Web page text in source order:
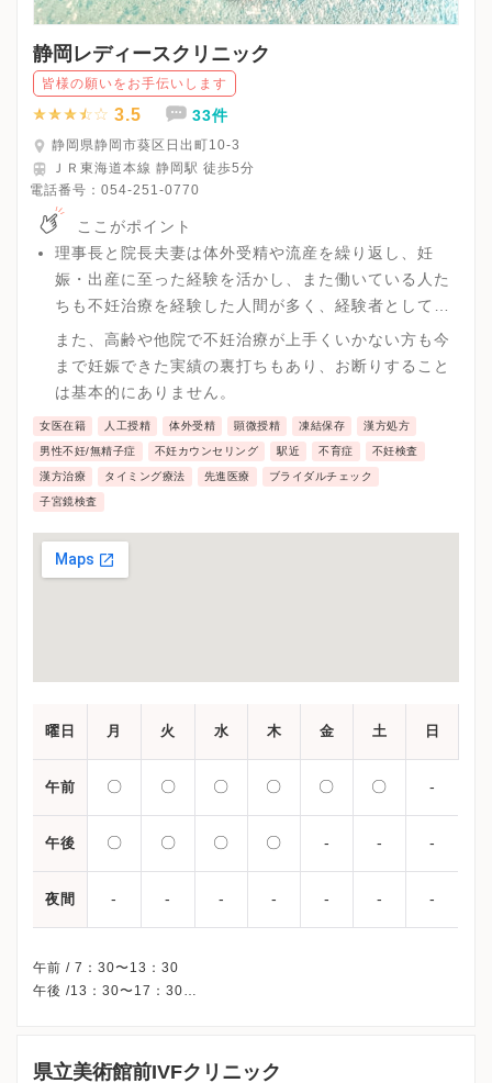
静岡レディースクリニック
皆様の願いをお手伝いします
3.5 33件
静岡県静岡市葵区日出町10-3
ＪＲ東海道本線 静岡駅 徒歩5分
電話番号： 054-251-0770
ここがポイント
理事長と院長夫妻は体外受精や流産を繰り返し、妊
娠・出産に至った経験を活かし、また働いている人た
ちも不妊治療を経験した人間が多く、経験者としての
アドバイスや気持ちの共感ができると信じ、運営して
います。
また、高齢や他院で不妊治療が上手くいかない方も今
まで妊娠できた実績の裏打ちもあり、お断りすること
は基本的にありません。
女医在籍 人工授精 体外受精 顕微授精 凍結保存 漢方処方
男性不妊/無精子症 不妊カウンセリング 駅近 不育症 不妊検査
漢方治療 タイミング療法 先進医療 ブライダルチェック
子宮鏡検査
曜日 月 火 水 木 金 土 日
午前 〇 〇 〇 〇 〇 〇 -
午後 〇 〇 〇 〇 - - -
夜間 - - - - - - -
午前 / 7：30〜13：30
午後 /13：30〜17：30
県立美術館前IVFクリニック